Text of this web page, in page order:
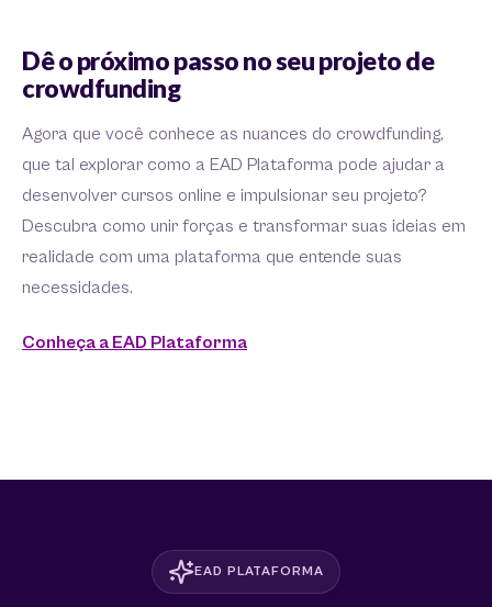
Dê o próximo passo no seu projeto de
crowdfunding
Agora que você conhece as nuances do crowdfunding,
que tal explorar como a EAD Plataforma pode ajudar a
desenvolver cursos online e impulsionar seu projeto?
Descubra como unir forças e transformar suas ideias em
realidade com uma plataforma que entende suas
necessidades.
Conheça a EAD Plataforma
EAD PLATAFORMA